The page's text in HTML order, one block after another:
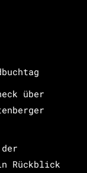
über
Rückblick